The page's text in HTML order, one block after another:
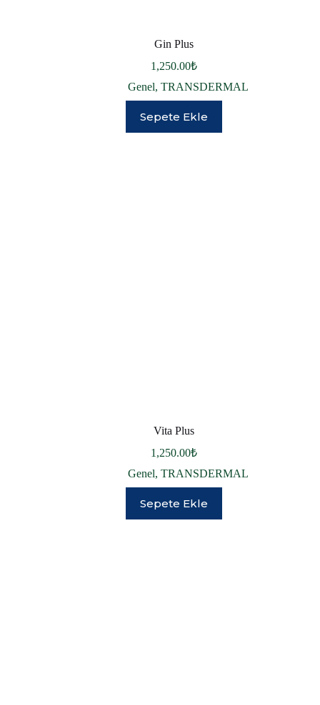
Gin Plus
1,250.00₺
Genel,TRANSDERMAL
Sepete Ekle
Vita Plus
1,250.00₺
Genel,TRANSDERMAL
Sepete Ekle